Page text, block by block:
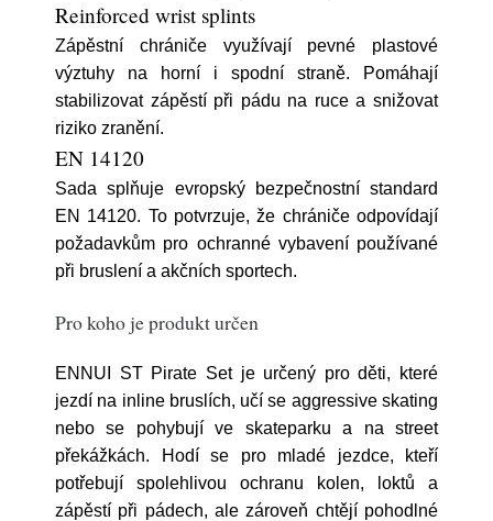
Reinforced wrist splints
Zápěstní chrániče využívají pevné plastové
výztuhy na horní i spodní straně. Pomáhají
stabilizovat zápěstí při pádu na ruce a snižovat
riziko zranění.
EN 14120
Sada splňuje evropský bezpečnostní standard
EN 14120. To potvrzuje, že chrániče odpovídají
požadavkům pro ochranné vybavení používané
při bruslení a akčních sportech.
Pro koho je produkt určen
ENNUI ST Pirate Set je určený pro děti, které
jezdí na inline bruslích, učí se aggressive skating
nebo se pohybují ve skateparku a na street
překážkách. Hodí se pro mladé jezdce, kteří
potřebují spolehlivou ochranu kolen, loktů a
zápěstí při pádech, ale zároveň chtějí pohodlné